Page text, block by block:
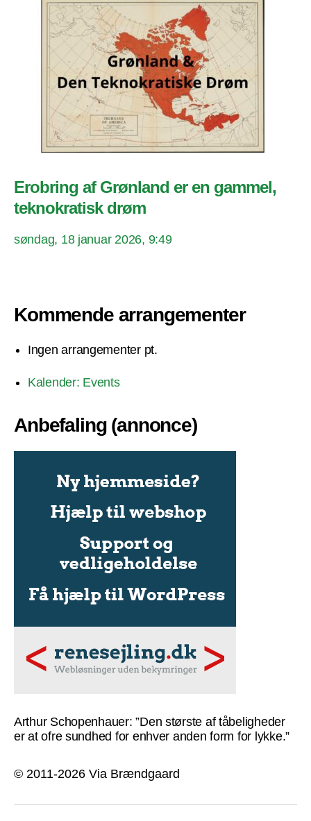
Erobring af Grønland er en gammel,
teknokratisk drøm
søndag, 18 januar 2026, 9:49
Kommende arrangementer
Ingen arrangementer pt.
Kalender: Events
Anbefaling (annonce)
Arthur Schopenhauer: ”Den største af tåbeligheder
er at ofre sundhed for enhver anden form for lykke.”
© 2011-2026 Via Brændgaard